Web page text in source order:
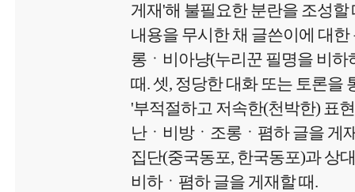
게재'해 불필요한 분란을 조성할
내용을 무시한 채 글쓴이에 대
롱ㆍ비아냥(누리꾼 필명을 비하
때. 셋, 정당한 대화 또는 토론을
'부적절하고 저속한(천박한) 표
난ㆍ비방ㆍ조롱ㆍ폄하 글을 게
집단(중국동포, 한국동포)과 상
비하ㆍ폄하 글을 게재할 때.